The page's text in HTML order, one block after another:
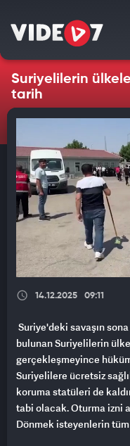
Suriyelilerin
tarih
14.12.2025 09:11
Suriye'deki savaşın
bulunan Suriyelilerin
gerçekleşmeyince
Suriyelilere ücretsiz
koruma statüleri de
tabi olacak. Oturma izni
Dönmek isteyenlerin